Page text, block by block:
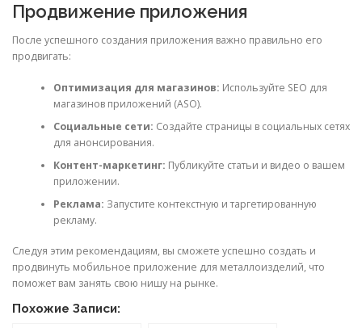
Продвижение приложения
После успешного создания приложения важно правильно его
продвигать:
Оптимизация для магазинов: Используйте SEO для
магазинов приложений (ASO).
Социальные сети: Создайте страницы в социальных сетях
для анонсирования.
Контент-маркетинг: Публикуйте статьи и видео о вашем
приложении.
Реклама: Запустите контекстную и таргетированную
рекламу.
Следуя этим рекомендациям, вы сможете успешно создать и
продвинуть мобильное приложение для металлоизделий, что
поможет вам занять свою нишу на рынке.
Похожие Записи: